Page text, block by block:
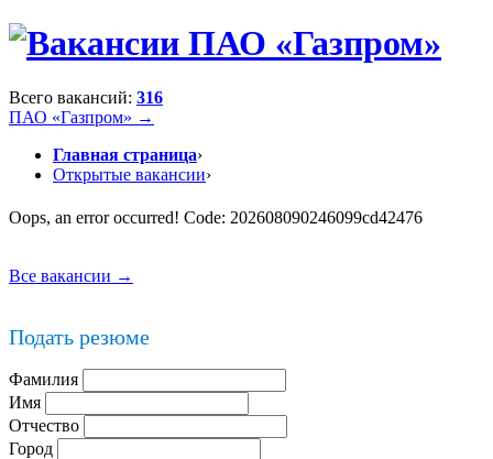
Всего вакансий: 316
ПАО «Газпром» →
Главная страница›
Открытые вакансии›
Oops, an error occurred! Code: 202608090246099cd42476
Все вакансии →
Подать резюме
Фамилия
Имя
Отчество
Город